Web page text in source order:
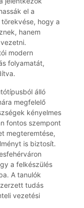
el a
hogy a
hanem
modern
folyamatát,
álló
megfelelő
kényelmes
fontos szempont
megteremtése,
is biztosít.
a felkészülés
A tanulók
tudás
vezetési